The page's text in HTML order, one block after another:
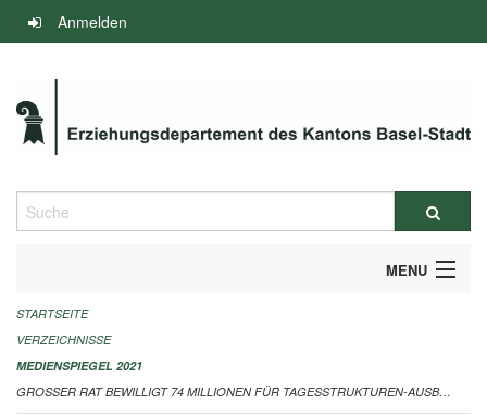
Navigation
überspringen
Anmelden
Suche
MENU
INFOS ZUM ED-MEDIENSPIEGEL
IMPRESSUM
STARTSEITE
VERZEICHNISSE
MEDIENSPIEGEL 2021
GROSSER RAT BEWILLIGT 74 MILLIONEN FÜR TAGESSTRUKTUREN-AUSBAU 28.10.2021